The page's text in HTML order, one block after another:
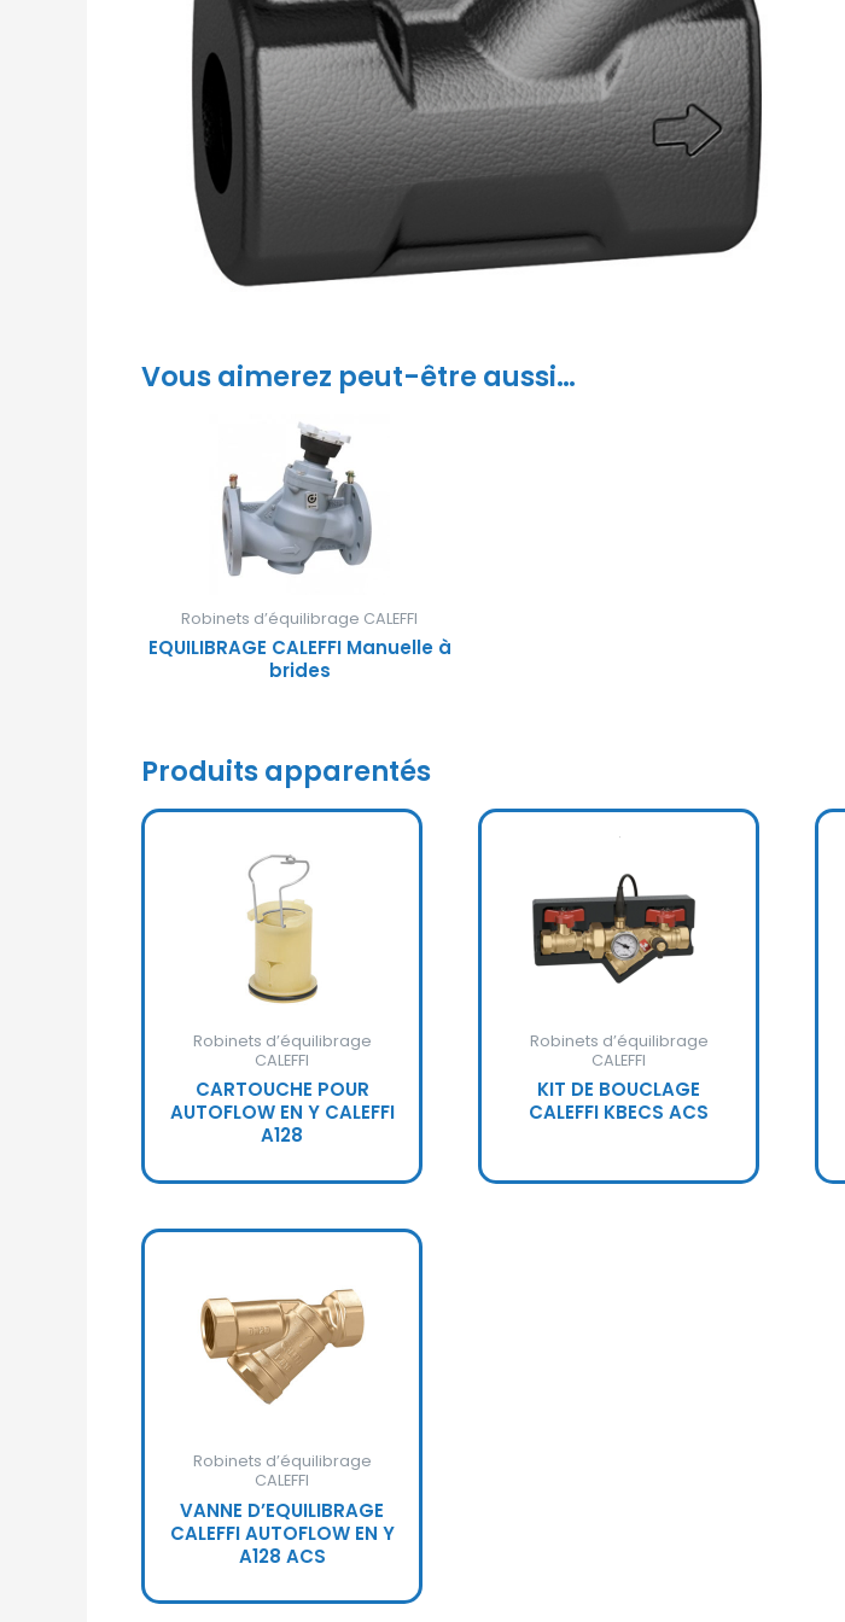
Vous aimerez peut-être aussi…
Robinets d’équilibrage CALEFFI
EQUILIBRAGE CALEFFI Manuelle à
brides
Produits apparentés
Robinets d’équilibrage
CALEFFI
CARTOUCHE POUR
AUTOFLOW EN Y CALEFFI
A128
Robinets d’équilibrage
CALEFFI
KIT DE BOUCLAGE
CALEFFI KBECS ACS
Robinets d’équilibrage
CALEFFI
VANNE D’EQUILIBRAGE
CALEFFI AUTOFLOW EN Y
A128 ACS